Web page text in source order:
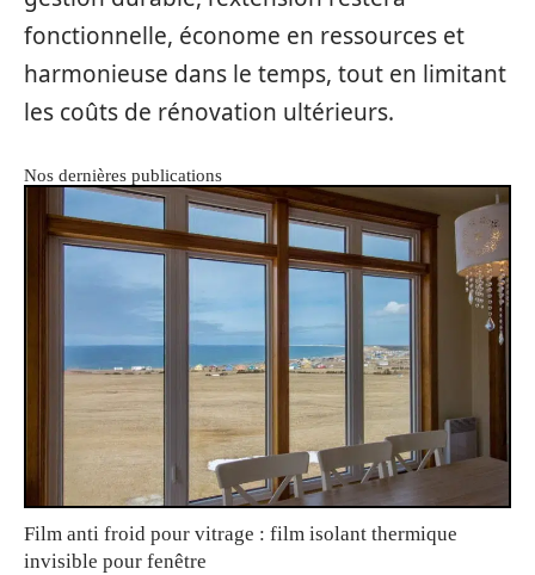
fonctionnelle, économe en ressources et
harmonieuse dans le temps, tout en limitant
les coûts de rénovation ultérieurs.
Nos dernières publications
Film anti froid pour vitrage : film isolant thermique
invisible pour fenêtre